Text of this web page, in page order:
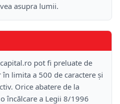
asupra lumii.
pot fi preluate de
limita a 500 de caractere și
Orice abatere de la
încălcare a Legii 8/1996